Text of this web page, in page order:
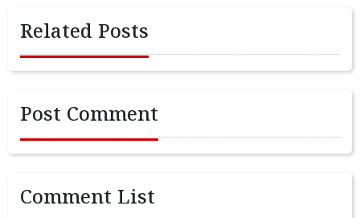
Related Posts
Post Comment
Comment List